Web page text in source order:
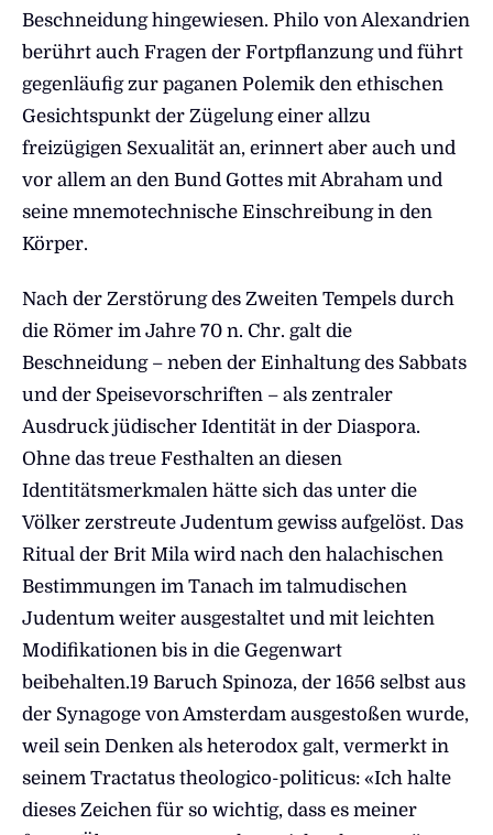
Beschneidung hingewiesen. Philo von Alexandrien
berührt auch Fragen der Fortpflanzung und führt
gegenläufig zur paganen Polemik den ethischen
Gesichtspunkt der Zügelung einer allzu
freizügigen Sexualität an, erinnert aber auch und
vor allem an den Bund Gottes mit Abraham und
seine mnemotechnische Einschreibung in den
Körper.
Nach der Zerstörung des Zweiten Tempels durch
die Römer im Jahre 70 n. Chr. galt die
Beschneidung – neben der Einhaltung des Sabbats
und der Speisevorschriften – als zentraler
Ausdruck jüdischer Identität in der Diaspora.
Ohne das treue Festhalten an diesen
Identitätsmerkmalen hätte sich das unter die
Völker zerstreute Judentum gewiss aufgelöst. Das
Ritual der Brit Mila wird nach den halachischen
Bestimmungen im Tanach im talmudischen
Judentum weiter ausgestaltet und mit leichten
Modifikationen bis in die Gegenwart
beibehalten.19 Baruch Spinoza, der 1656 selbst aus
der Synagoge von Amsterdam ausgestoßen wurde,
weil sein Denken als heterodox galt, vermerkt in
seinem Tractatus theologico-politicus: «Ich halte
dieses Zeichen für so wichtig, dass es meiner